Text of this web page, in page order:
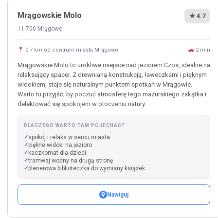
Mrągowskie Molo
11-700 Mrągowo
★ 4.7
0.7 km od centrum miasta Mrągowo 2 min
Mrągowskie Molo to urokliwe miejsce nad jeziorem Czos, idealne na
relaksujący spacer. Z drewnianą konstrukcją, ławeczkami i pięknym
widokiem, staje się naturalnym punktem spotkań w Mrągowie.
Warto tu przyjść, by poczuć atmosferę tego mazurskiego zakątka i
delektować się spokojem w otoczeniu natury.
DLACZEGO WARTO TAM POJECHAĆ?
spokój i relaks w sercu miasta
piękne widoki na jezioro
kaczkomat dla dzieci
tramwaj wodny na drugą stronę
plenerowa biblioteczka do wymiany książek
Nawiguj